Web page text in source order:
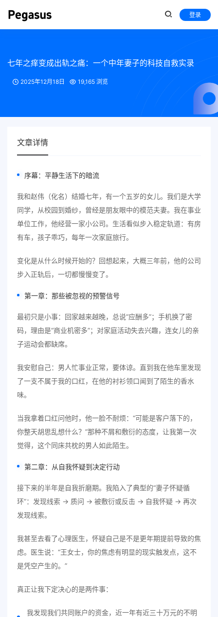
登录
七年之痒变成出轨之痛：一个中年妻子的科技自救实录
2025年12月18日 19,165 浏览
文章详情
序幕：平静生活下的暗流
我和赵伟（化名）结婚七年，有一个五岁的女儿。我们是大学
同学，从校园到婚纱，曾经是朋友眼中的模范夫妻。我在事业
单位工作，他经营一家小公司。生活看似步入稳定轨道：有房
有车，孩子乖巧，每年一次家庭旅行。
变化是从什么时候开始的？回想起来，大概三年前，他的公司
步入正轨后，一切都慢慢变了。
第一章：那些被忽视的预警信号
最初只是小事：回家越来越晚，总说“应酬多”；手机换了密
码，理由是“商业机密多”；对家庭活动失去兴趣，连女儿的亲
子运动会都缺席。
我安慰自己：男人忙事业正常，要体谅。直到我在他车里发现
了一支不属于我的口红，在他的衬衫领口闻到了陌生的香水
味。
当我拿着口红问他时，他一脸不耐烦：“可能是客户落下的，
你整天胡思乱想什么？”那种不屑和敷衍的态度，让我第一次
觉得，这个同床共枕的男人如此陌生。
第二章：从自我怀疑到决定行动
接下来的半年是自我折磨期。我陷入了典型的“妻子怀疑循
环”：发现线索 → 质问 → 被敷衍或反击 → 自我怀疑 → 再次
发现线索。
我甚至去看了心理医生，怀疑自己是不是更年期提前导致的焦
虑。医生说：“王女士，你的焦虑有明显的现实触发点，这不
是凭空产生的。”
真正让我下定决心的是两件事：
我发现我们共同账户的资金，近一年有近三十万元的不明